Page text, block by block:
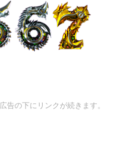
広告の下にリンクが続きます。